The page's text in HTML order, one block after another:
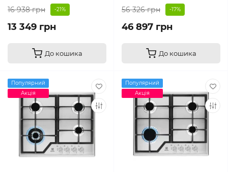
16 938 грн
-21%
13 349 грн
До кошика
56 326 грн
-17%
46 897 грн
До кошика
Популярний
Акція
Популярний
Акція